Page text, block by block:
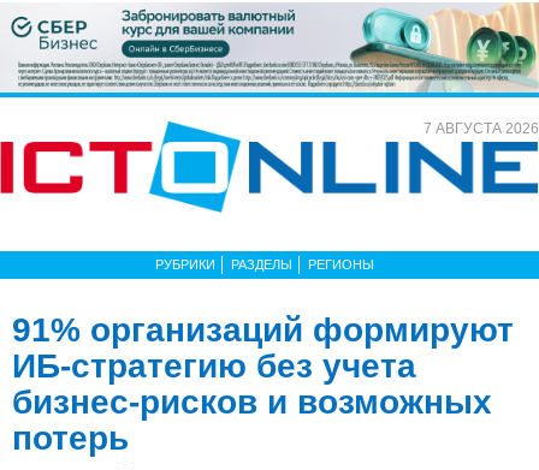
7 АВГУСТА 2026
РУБРИКИ РАЗДЕЛЫ РЕГИОНЫ
91% организаций формируют
ИБ-стратегию без учета
бизнес-рисков и возможных
потерь